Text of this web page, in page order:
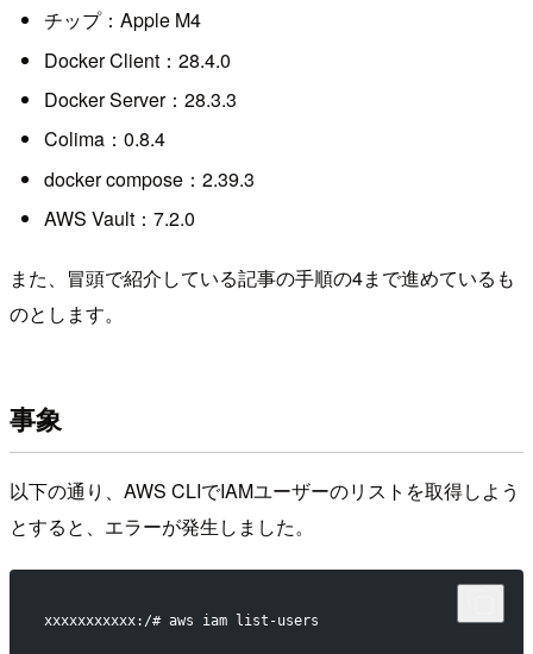
チップ：Apple M4
Docker Client：28.4.0
Docker Server：28.3.3
Colima：0.8.4
docker compose：2.39.3
AWS Vault：7.2.0
また、冒頭で紹介している記事の手順の4まで進めているも
のとします。
事象
以下の通り、AWS CLIでIAMユーザーのリストを取得しよう
とすると、エラーが発生しました。
xxxxxxxxxxx:/# aws iam list-users